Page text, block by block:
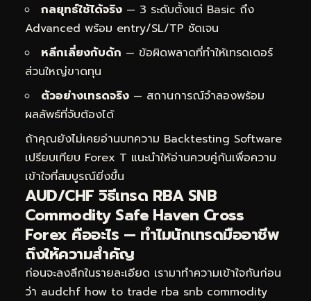
กลยุทธ์ใช้ได้จริง — 3 ระดับตั้งแต่ Basic ถึง
Advanced พร้อม entry/SL/TP ชัดเจน
หลีกเลี่ยงกับดัก — ข้อผิดพลาดที่ทำให้เทรดเดอร์
ส่วนใหญ่ขาดทุน
ตัวอย่างเทรดจริง — สถานการณ์จำลองพร้อม
ผลลัพธ์ที่จับต้องได้
ถ้าคุณยังไม่เคยอ่านบทความ Backtesting Software
เปรียบเทียบ Forex T แนะนำให้อ่านควบคู่กันเพื่อความ
เข้าใจที่สมบูรณ์ยิ่งขึ้น
AUD/CHF วิธีเทรด RBA SNB
Commodity Safe Haven Cross
Forex คืออะไร — ทำไมนักเทรดมืออาชีพ
ถึงให้ความสำคัญ
ก่อนจะลงลึกในรายละเอียด เรามาทำความเข้าใจกันก่อน
ว่า audchf how to trade rba snb commodity